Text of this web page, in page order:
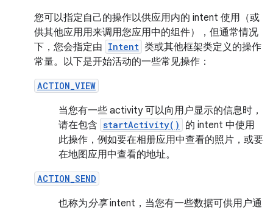
您可以指定自己的操作以供应用内的 intent 使用（或
供其他应用用来调用您应用中的组件），但通常情况
下，您会指定由 Intent 类或其他框架类定义的操作
常量。以下是开始活动的一些常见操作：
ACTION_VIEW
当您有一些 activity 可以向用户显示的信息时，
请在包含 startActivity()
的 intent 中使用
此操作，例如要在相册应用中查看的照片，或要
在地图应用中查看的地址。
ACTION_SEND
也称为分享intent，当您有一些数据可供用户通